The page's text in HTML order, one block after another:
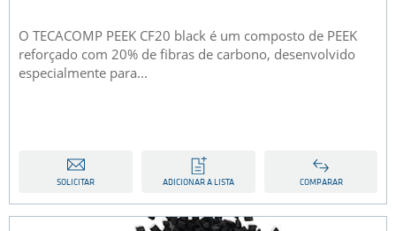
O TECACOMP PEEK CF20 black é um composto de PEEK
reforçado com 20% de fibras de carbono, desenvolvido
especialmente para...
SOLICITAR ADICIONAR A LISTA COMPARAR